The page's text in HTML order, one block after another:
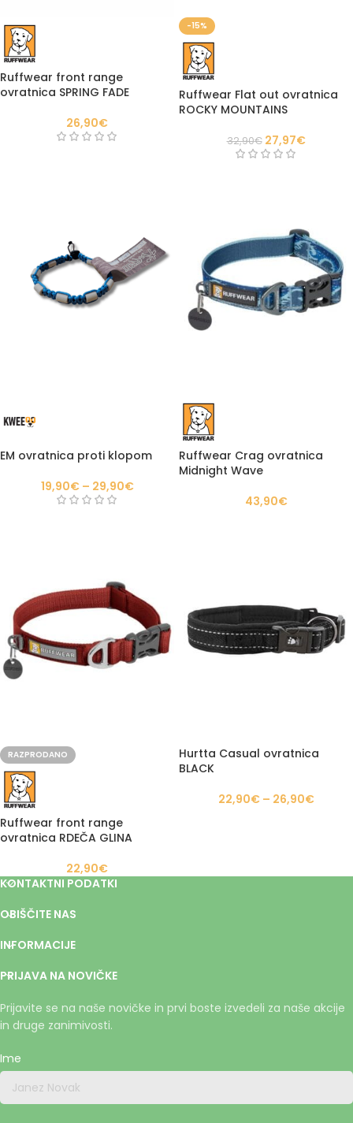
Ruffwear front range
ovratnica SPRING FADE
26,90€
-15%
Ruffwear Flat out ovratnica
ROCKY MOUNTAINS
32,90€ 27,97€
EM ovratnica proti klopom
19,90€ – 29,90€
Ruffwear Crag ovratnica
Midnight Wave
43,90€
RAZPRODANO
Ruffwear front range
ovratnica RDEČA GLINA
22,90€
Hurtta Casual ovratnica
BLACK
22,90€ – 26,90€
KONTAKTNI PODATKI
OBIŠČITE NAS
INFORMACIJE
PRIJAVA NA NOVIČKE
Prijavite se na naše novičke in prvi boste izvedeli za naše akcije
in druge zanimivosti.
Ime